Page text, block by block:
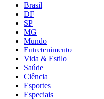
Brasil
DF
SP
MG
Mundo
Entretenimento
Vida & Estilo
Saúde
Ciência
Esportes
Especiais